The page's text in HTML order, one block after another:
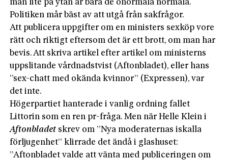
man lite på ytan är bara de onormala normala.
Politiken mår bäst av att utgå från sakfrågor.
Att publicera uppgifter om en ministers sexköp vore
rätt och riktigt eftersom det är ett brott, om man har
bevis. Att skriva artikel efter artikel om ministerns
uppslitande vårdnadstvist (Aftonbladet), eller hans
”sex-chatt med okända kvinnor” (Expressen), var
det inte.
Högerpartiet hanterade i vanlig ordning fallet
Littorin som en ren pr-fråga. Men när Helle Klein i
Aftonbladet skrev om ”Nya moderaternas iskalla
förljugenhet” klirrade det ändå i glashuset:
”Aftonbladet valde att vänta med publiceringen om